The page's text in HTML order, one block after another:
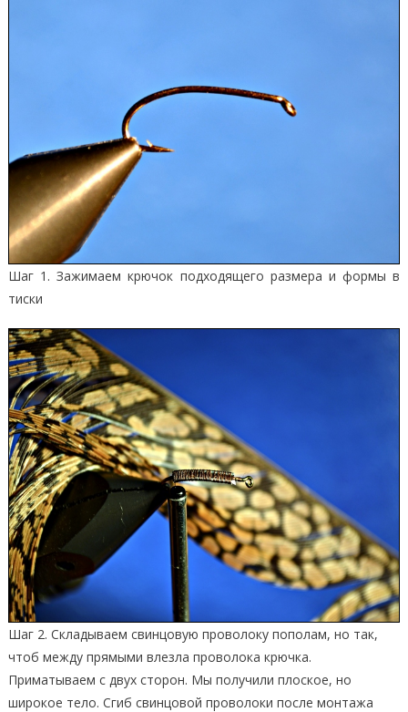
Шаг 1. Зажимаем крючок подходящего размера и формы в
тиски
Шаг 2. Складываем свинцовую проволоку пополам, но так,
чтоб между прямыми влезла проволока крючка.
Приматываем с двух сторон. Мы получили плоское, но
широкое тело. Сгиб свинцовой проволоки после монтажа